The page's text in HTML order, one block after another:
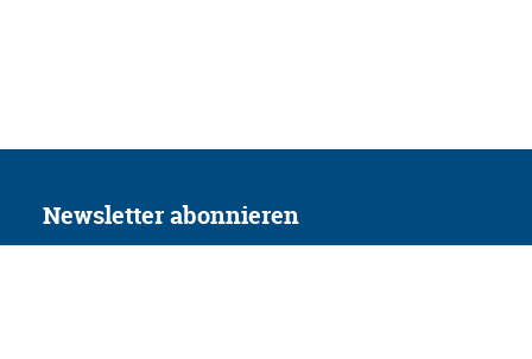
Newsletter abonnieren